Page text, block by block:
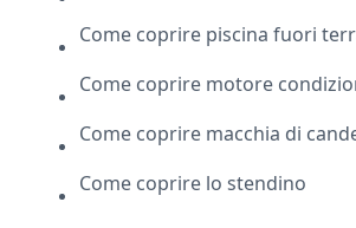
Come coprire piscina fuori
Come coprire motore
Come coprire macchia di
Come coprire lo stendino